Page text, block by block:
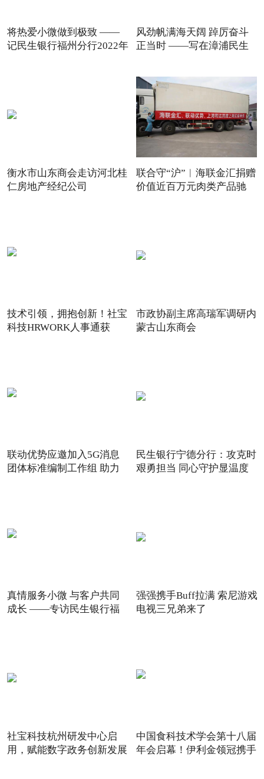
将热爱小微做到极致 ——
记民生银行福州分行2022年
风劲帆满海天阔 踔厉奋斗
正当时 ——写在漳浦民生
衡水市山东商会走访河北桂
仁房地产经纪公司
联合守“沪”︱海联金汇捐赠
价值近百万元肉类产品驰
技术引领，拥抱创新！社宝
科技HRWORK人事通获
市政协副主席高瑞军调研内
蒙古山东商会
联动优势应邀加入5G消息
团体标准编制工作组 助力
民生银行宁德分行：攻克时
艰勇担当 同心守护显温度
真情服务小微 与客户共同
成长 ——专访民生银行福
强强携手Buff拉满 索尼游戏
电视三兄弟来了
社宝科技杭州研发中心启
用，赋能数字政务创新发展
中国食科技术学会第十八届
年会启幕！伊利金领冠携手